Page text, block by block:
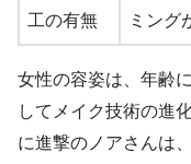
工の有無
ミング
女性の容姿は、年齢
してメイク技術の進
に進撃のノアさんは